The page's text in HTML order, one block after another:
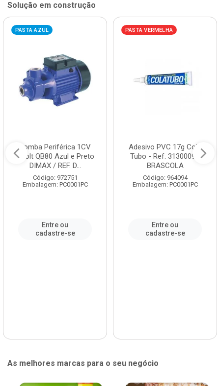
Solução em construção
PASTA AZUL
Bomba Periférica 1CV
Bivolt QB80 Azul e Preto
DIMAX / REF. D...
Código: 972751
Embalagem: PC0001PC
Entre ou
cadastre-se
PASTA VERMELHA
Adesivo PVC 17g Cola
Tubo - Ref. 3130009 -
BRASCOLA
Código: 964094
Embalagem: PC0001PC
Entre ou
cadastre-se
As melhores marcas para o seu negócio